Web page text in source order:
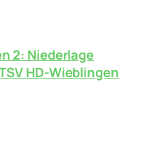
2: Niederlage
HD-Wieblingen